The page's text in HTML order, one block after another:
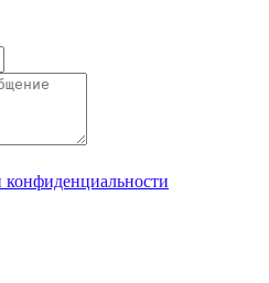
конфиденциальности